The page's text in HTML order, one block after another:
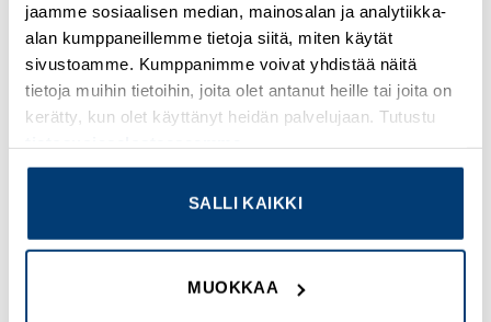
jaamme sosiaalisen median, mainosalan ja analytiikka-
alan kumppaneillemme tietoja siitä, miten käytät
sivustoamme. Kumppanimme voivat yhdistää näitä
tietoja muihin tietoihin, joita olet antanut heille tai joita on
kerätty, kun olet käyttänyt heidän palvelujaan. Tutustu
SALLI KAIKKI
MUOKKAA
Osasto: Valmiskaapelit
TUTUSTU MYÖS
Add to
Add to